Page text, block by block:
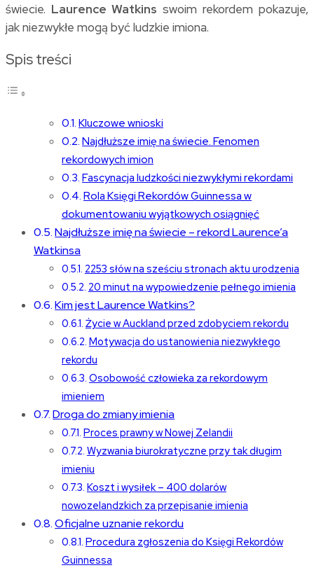
świecie. Laurence Watkins swoim rekordem pokazuje,
jak niezwykłe mogą być ludzkie imiona.
Spis treści
Kluczowe wnioski
Najdłuższe imię na świecie. Fenomen
rekordowych imion
Fascynacja ludzkości niezwykłymi rekordami
Rola Księgi Rekordów Guinnessa w
dokumentowaniu wyjątkowych osiągnięć
Najdłuższe imię na świecie – rekord Laurence’a
Watkinsa
2253 słów na sześciu stronach aktu urodzenia
20 minut na wypowiedzenie pełnego imienia
Kim jest Laurence Watkins?
Życie w Auckland przed zdobyciem rekordu
Motywacja do ustanowienia niezwykłego
rekordu
Osobowość człowieka za rekordowym
imieniem
Droga do zmiany imienia
Proces prawny w Nowej Zelandii
Wyzwania biurokratyczne przy tak długim
imieniu
Koszt i wysiłek – 400 dolarów
nowozelandzkich za przepisanie imienia
Oficjalne uznanie rekordu
Procedura zgłoszenia do Księgi Rekordów
Guinnessa